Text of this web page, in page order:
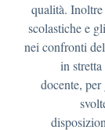
qualità.
scolastiche e
nei confronti
in
docente,